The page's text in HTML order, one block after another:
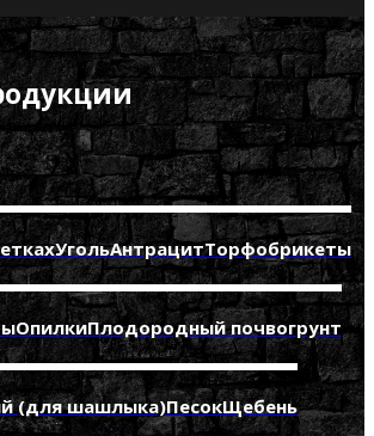
УгольАнтрацитТорфобрикеты
ОпилкиПлодородный почвогрунт
(для шашлыка)ПесокЩебень